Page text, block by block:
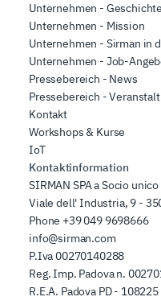
Unternehmen - Geschichte
Unternehmen - Mission
Unternehmen - Sirman in
Unternehmen - Job-
Pressebereich - News
Pressebereich -
Kontakt
Workshops & Kurse
IoT
Kontaktinformation
SIRMAN SPA a Socio unico
Viale dell' Industria, 9 -
Phone +39 049 9698666
info@sirman.com
P.Iva 00270140288
Reg. Imp. Padova n.
R.E.A. Padova PD - 108225